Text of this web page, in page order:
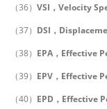
（36） VSI，Velocity
（37） DSI，
（38） EPA，Effective
（39） EPV，Effective
（40） EPD，Effective